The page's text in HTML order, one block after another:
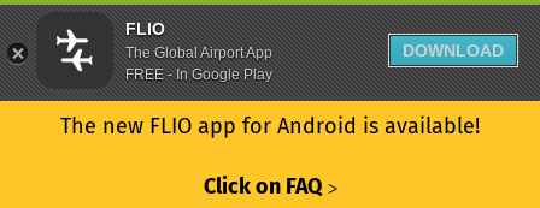
The new FLIO app for Android is available!
Click on FAQ ᐳ
FLIO
The Global Airport App
FREE - In Google Play
DOWNLOAD